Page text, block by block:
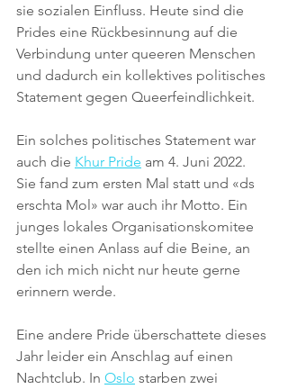
sie sozialen Einfluss. Heute sind die
Prides eine Rückbesinnung auf die
Verbindung unter queeren Menschen
und dadurch ein kollektives politisches
Statement gegen Queerfeindlichkeit.
Ein solches politisches Statement war
auch die Khur Pride am 4. Juni 2022.
Sie fand zum ersten Mal statt und «ds
erschta Mol» war auch ihr Motto. Ein
junges lokales Organisationskomitee
stellte einen Anlass auf die Beine, an
den ich mich nicht nur heute gerne
erinnern werde.
Eine andere Pride überschattete dieses
Jahr leider ein Anschlag auf einen
Nachtclub. In Oslo starben zwei